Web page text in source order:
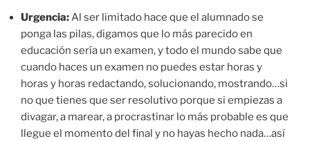
Urgencia:Al ser limitado hace que el alumnado se
ponga las pilas, digamos que lo más parecido en
educación sería un examen, y todo el mundo sabe que
cuando haces un examen no puedes estar horas y
horas y horas redactando, solucionando, mostrando…si
no que tienes que ser resolutivo porque si empiezas a
divagar, a marear, a procrastinar lo más probable es que
llegue el momento del final y no hayas hecho nada…así